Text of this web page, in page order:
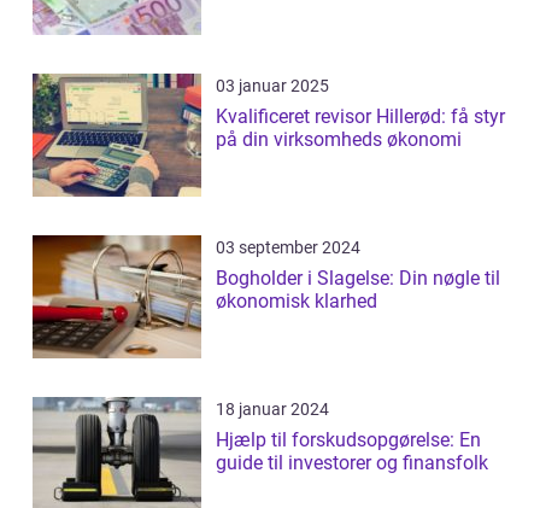
03 januar 2025
Kvalificeret revisor Hillerød: få styr
på din virksomheds økonomi
03 september 2024
Bogholder i Slagelse: Din nøgle til
økonomisk klarhed
18 januar 2024
Hjælp til forskudsopgørelse: En
guide til investorer og finansfolk